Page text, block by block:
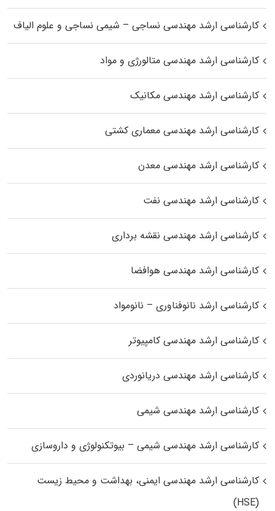
کارشناسی ارشد مهندسی نساجی – شیمی نساجی و علوم الیاف
کارشناسی ارشد مهندسی متالورژی و مواد
کارشناسی ارشد مهندسی مکانیک
کارشناسی ارشد مهندسی معماری کشتی
کارشناسی ارشد مهندسی معدن
کارشناسی ارشد مهندسی نفت
کارشناسی ارشد مهندسی نقشه برداری
کارشناسی ارشد مهندسی هوافضا
کارشناسی ارشد نانوفناوری – نانومواد
کارشناسی ارشد مهندسی کامپیوتر
کارشناسی ارشد مهندسی دریانوردی
کارشناسی ارشد مهندسی شیمی
کارشناسی ارشد مهندسی شیمی – بیوتکنولوژی و داروسازی
کارشناسی ارشد مهندسی ایمنی، بهداشت و محیط زیست
(HSE)